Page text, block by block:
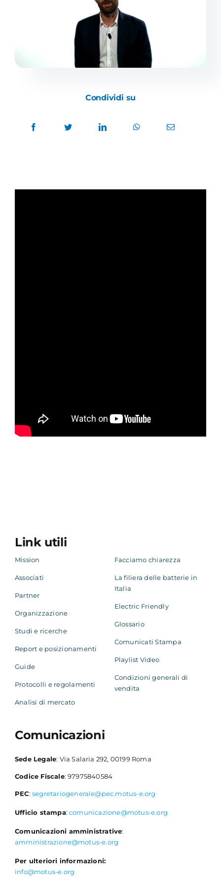
Academy
Condividi su
Link utili
Mission
Associati
Partner
Organizzazione
Studi e ricerche
Report e posizionamenti
Guide
Protocolli e regolamenti
Analisi di mercato
Facciamo chiarezza
La filiera delle batterie in
Italia
Electric Friendly
Glossario
Comunicati Stampa
Playlist Video
Condizioni generali di
vendita
Comunicazioni
Sede Legale: Via Salaria 292, 00199 Roma
Codice Fiscale: 97975840584
PEC: segretariogenerale@pec.motus-e.org
Ufficio stampa:comunicazione@motus-e.org
Comunicazioni amministrative:
amministrazione@motus-e.org
Per ulteriori informazioni:
info@motus-e.org